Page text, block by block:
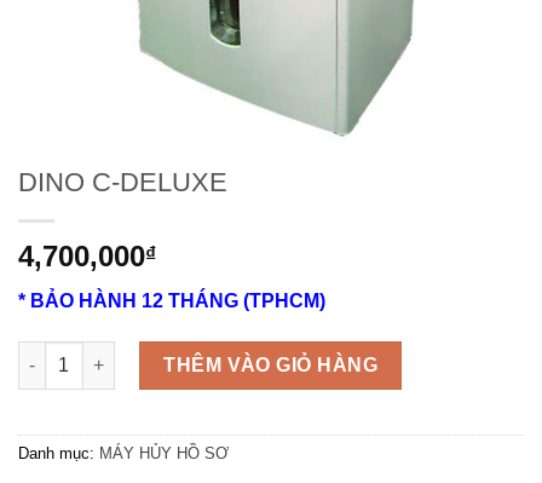
DINO C-DELUXE
4,700,000₫
* BẢO HÀNH 12 THÁNG (TPHCM)
Số lượng
THÊM VÀO GIỎ HÀNG
Danh mục: MÁY HỦY HỒ SƠ